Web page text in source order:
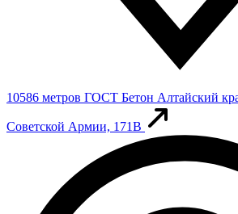
10586 метров ГОСТ Бетон Алтайский
Советской Армии, 171В